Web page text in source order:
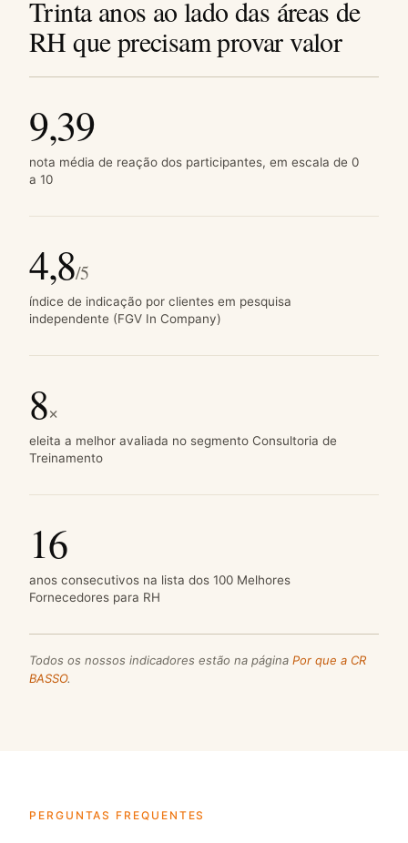
Trinta anos ao lado das áreas de
RH que precisam provar valor
9,39
nota média de reação dos participantes, em escala de 0
a 10
4,8/5
índice de indicação por clientes em pesquisa
independente (FGV In Company)
8×
eleita a melhor avaliada no segmento Consultoria de
Treinamento
16
anos consecutivos na lista dos 100 Melhores
Fornecedores para RH
Todos os nossos indicadores estão na página Por que a CR
BASSO.
PERGUNTAS FREQUENTES